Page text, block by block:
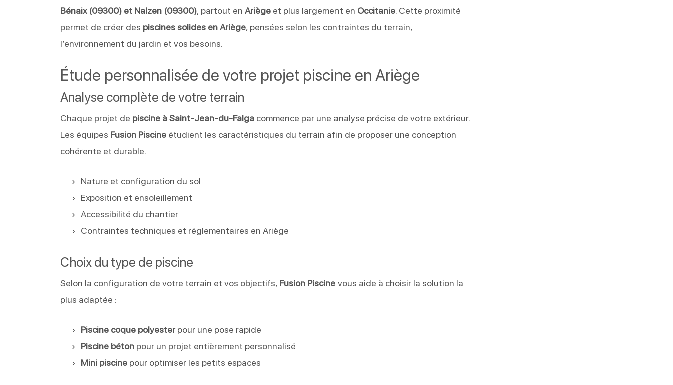
Bénaix (09300) et Nalzen (09300), partout enAriège et plus largement en Occitanie. Cette proximité
permet de créer des piscines solides en Ariège, pensées selon les contraintes du terrain,
l’environnement du jardin et vos besoins.
Étude personnalisée de votre projet piscine en Ariège
Analyse complète de votre terrain
Chaque projet de piscine à Saint-Jean-du-Falga commence par une analyse précise de votre extérieur.
Les équipes Fusion Piscine étudient les caractéristiques du terrain afin de proposer une conception
cohérente et durable.
Nature et configuration du sol
Exposition et ensoleillement
Accessibilité du chantier
Contraintes techniques et réglementaires en Ariège
Choix du type de piscine
Selon la configuration de votre terrain et vos objectifs, Fusion Piscinevous aide à choisir la solution la
plus adaptée :
Piscine coque polyester pour une pose rapide
Piscine béton pour un projet entièrement personnalisé
Mini piscine pour optimiser les petits espaces